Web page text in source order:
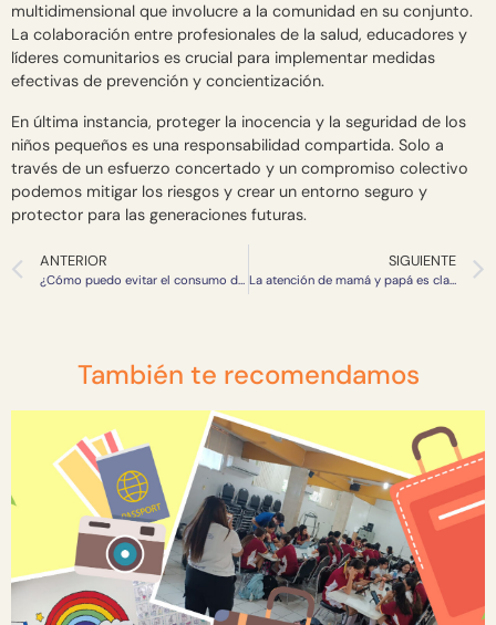
multidimensional que involucre a la comunidad en su conjunto.
La colaboración entre profesionales de la salud, educadores y
líderes comunitarios es crucial para implementar medidas
efectivas de prevención y concientización.
En última instancia, proteger la inocencia y la seguridad de los
niños pequeños es una responsabilidad compartida. Solo a
través de un esfuerzo concertado y un compromiso colectivo
podemos mitigar los riesgos y crear un entorno seguro y
protector para las generaciones futuras.
ANTERIOR
¿Cómo puedo evitar el consumo de drogas en mi familia?
SIGUIENTE
La atención de mamá y papá es clave contra drogas y alcohol.
También te recomendamos